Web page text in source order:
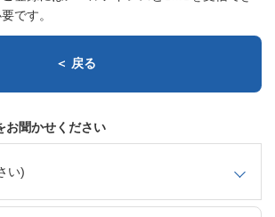
です。
＜ 戻る
お聞かせください
い)